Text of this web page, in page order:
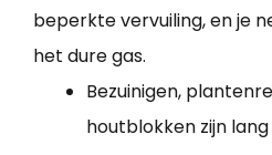
beperkte vervuiling, en je
het dure gas.
Bezuinigen,
houtblokken zijn